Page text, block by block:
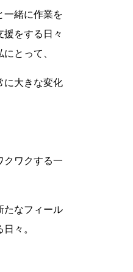
一緒に作業を
援をする日々
とって、
に大きな変化
クワクする一
たなフィール
々。